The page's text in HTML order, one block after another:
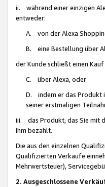
ii. während einer einzigen
entweder:
A. von der Alexa
B. eine Bestellung über
der Kunde schließt einen
C. über Alexa, oder
D. indem er das Produkt
seiner erstmaligen
iii. das Produkt, das Sie mit
ihm bezahlt.
Die aus den einzelnen
Qualifizierten Verkäufe
Mehrwertsteuer),
2. Ausgeschlossene